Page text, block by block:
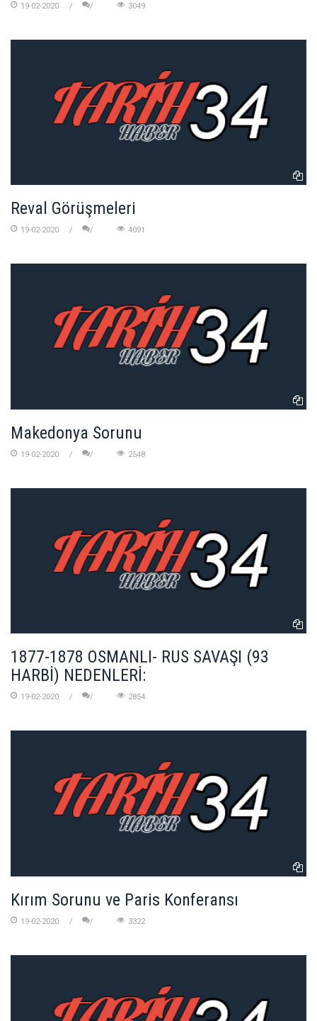
19-02-2020 3049
Reval Görüşmeleri
19-02-2020 4091
Makedonya Sorunu
19-02-2020 2548
1877-1878 OSMANLI- RUS SAVAŞI (93
HARBİ) NEDENLERİ:
19-02-2020 2854
Kırım Sorunu ve Paris Konferansı
19-02-2020 3322